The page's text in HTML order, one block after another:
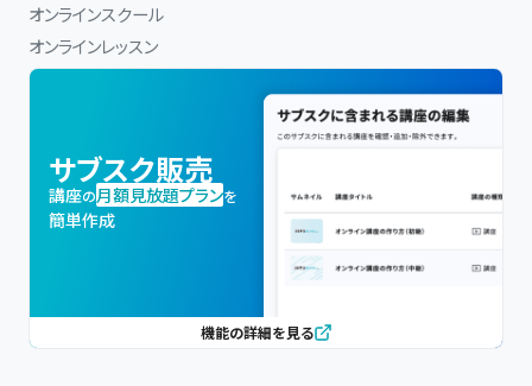
オンラインスクール
オンラインレッスン
サブスク販売
講座の月額見放題プランを
簡単作成
機能の詳細を見る